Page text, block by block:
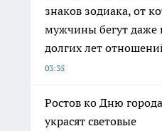
знаков зодиака, от
мужчины бегут даже
долгих лет
03:35
Ростов ко Дню города
украсят световые